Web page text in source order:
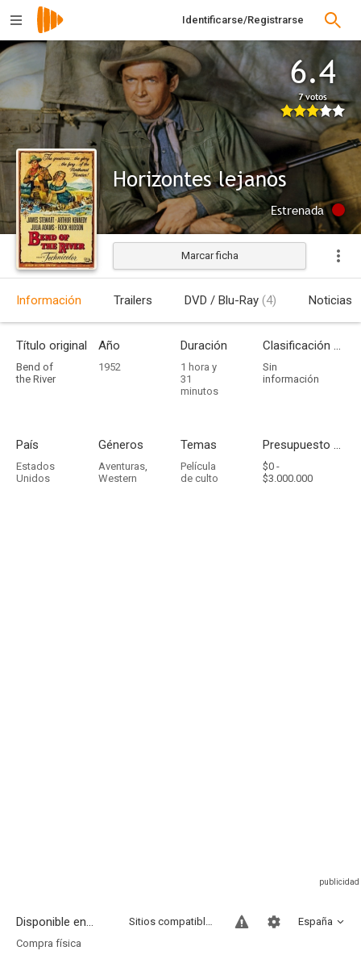
Identificarse/Registrarse
6.4
7 votos
Horizontes lejanos
Estrenada
Marcar ficha
Información Trailers DVD / Blu-Ray (4) Noticias
Título original
Bend of
the River
Año
1952
Duración
1 hora y
31
minutos
Clasificación por edades
Sin
información
País
Estados
Unidos
Géneros
Aventuras,
Western
Temas
Película
de culto
Presupuesto - Ingresos
$0 -
$3.000.000
Disponible en... España
Sitios compatibles
Compra física